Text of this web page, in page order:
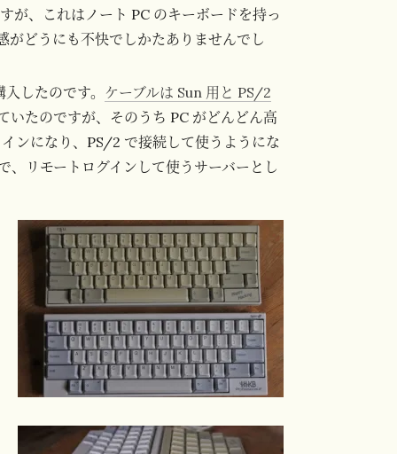
が、これはノート PC のキーボードを持っ
がどうにも不快でしかたありませんでし
したのです。 ケーブルは Sun 用と PS/2
いたのですが、そのうち PC がどんどん高
ンになり、PS/2 で接続して使うようにな
、リモートログインして使うサーバーとし